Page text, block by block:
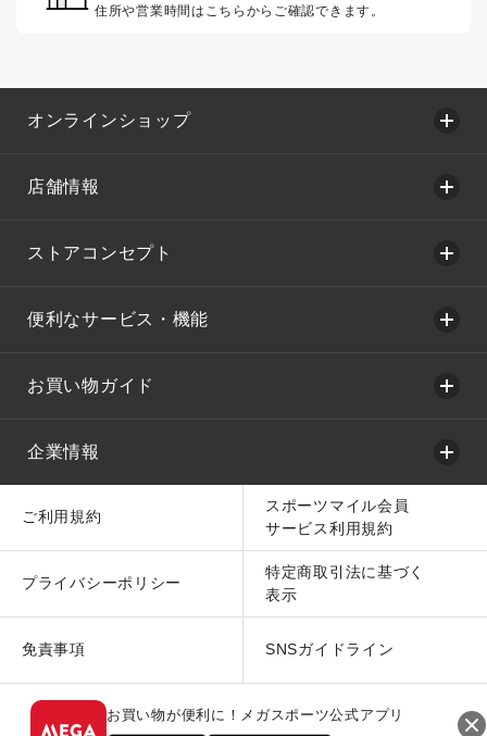
住所や営業時間はこちらからご確認できます。
オンラインショップ
店舗情報
ストアコンセプト
便利なサービス・機能
お買い物ガイド
企業情報
ご利用規約
スポーツマイル会員
サービス利用規約
プライバシーポリシー
特定商取引法に基づく
表示
免責事項 SNSガイドライン
お買い物が便利に！メガスポーツ公式アプリ